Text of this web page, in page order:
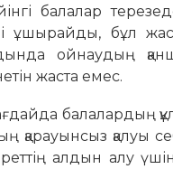
балалар
ұшырайды, бұл
ойнаудың
жаста емес.
балалардың
қарауынсыз қалуы
алдын алу